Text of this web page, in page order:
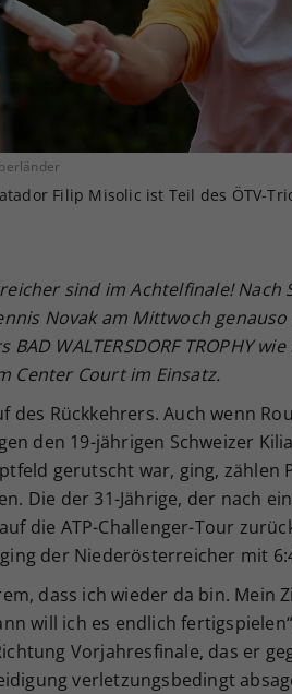
Filip Misolic ist Teil des ÖTV-
sind im Achtelfinale! Nach
Novak am Mittwoch
BAD WALTERSDORF TROPHY
Center Court im Einsatz.
des Rückkehrers. Auch wenn
den 19-jährigen Schweizer
gerutscht war, ging, zählen
Die der 31-Jährige, der nach
die ATP-Challenger-Tour
der Niederösterreicher mit
dass ich wieder da bin. Mein
will ich es endlich
Vorjahresfinale, das er
verletzungsbedingt